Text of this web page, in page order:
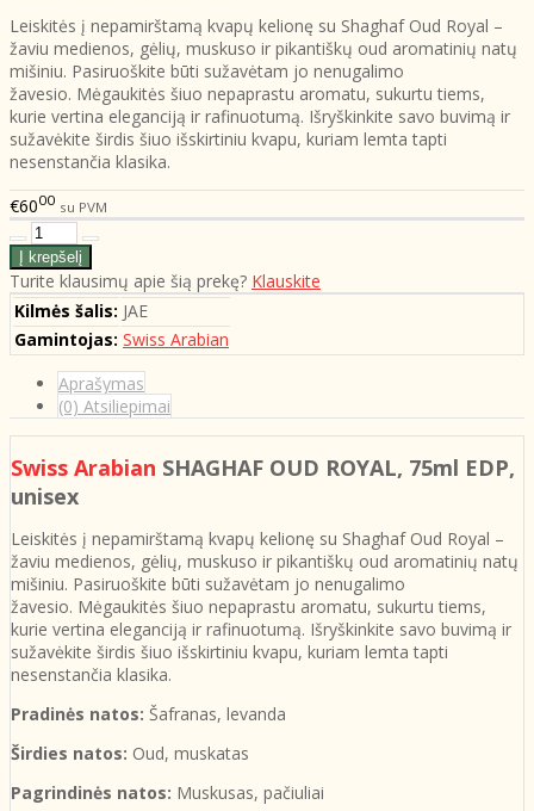
Leiskitės į nepamirštamą kvapų kelionę su Shaghaf Oud Royal –
žaviu medienos, gėlių, muskuso ir pikantiškų oud aromatinių natų
mišiniu. Pasiruoškite būti sužavėtam jo nenugalimo
žavesio. Mėgaukitės šiuo nepaprastu aromatu, sukurtu tiems,
kurie vertina eleganciją ir rafinuotumą. Išryškinkite savo buvimą ir
sužavėkite širdis šiuo išskirtiniu kvapu, kuriam lemta tapti
nesenstančia klasika.
€6000 su PVM
Turite klausimų apie šią prekę? Klauskite
Kilmės šalis: JAE
Gamintojas: Swiss Arabian
Aprašymas
(0) Atsiliepimai
Swiss Arabian SHAGHAF OUD ROYAL, 75ml EDP,
unisex
Leiskitės į nepamirštamą kvapų kelionę su Shaghaf Oud Royal –
žaviu medienos, gėlių, muskuso ir pikantiškų oud aromatinių natų
mišiniu. Pasiruoškite būti sužavėtam jo nenugalimo
žavesio. Mėgaukitės šiuo nepaprastu aromatu, sukurtu tiems,
kurie vertina eleganciją ir rafinuotumą. Išryškinkite savo buvimą ir
sužavėkite širdis šiuo išskirtiniu kvapu, kuriam lemta tapti
nesenstančia klasika.
Pradinės natos: Šafranas, levanda
Širdies natos: Oud, muskatas
Pagrindinės natos: Muskusas, pačiuliai